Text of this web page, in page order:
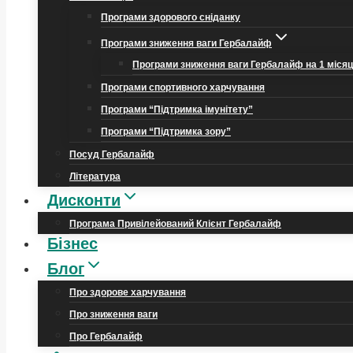
Програми здорового сніданку
Програми зниження ваги Гербалайф
Програми зниження ваги Гербалайф на 1
Програми спортивного харчування
Програми “Підтримка імунітету”
Програми “Підтримка зору”
Посуд Гербалайф
Література
Дисконти
Програма Привілейований Клієнт Гербалайф
Бізнес
Блог
Про здорове харчування
Про зниження ваги
Про Гербалайф